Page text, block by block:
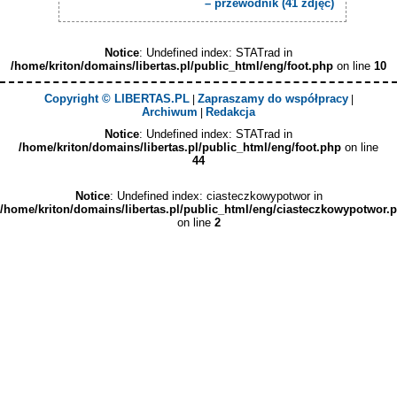
– przewodnik (41 zdjęć)
Notice: Undefined index: STATrad in
/home/kriton/domains/libertas.pl/public_html/eng/foot.php on line 10
Copyright © LIBERTAS.PL| Zapraszamy do współpracy|
Archiwum | Redakcja
Notice: Undefined index: STATrad in
/home/kriton/domains/libertas.pl/public_html/eng/foot.php on line
44
Notice: Undefined index: ciasteczkowypotwor in
/home/kriton/domains/libertas.pl/public_html/eng/
on line 2